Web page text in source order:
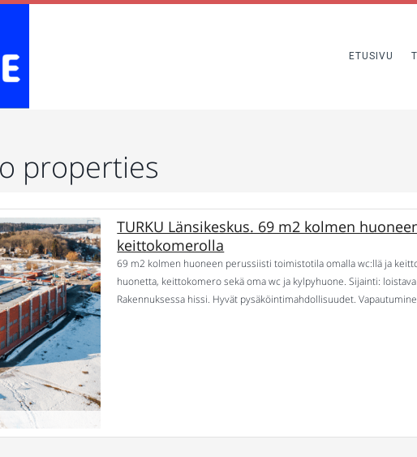
ETUSIVU
properties
TURKU Länsikeskus. 69 m2 kolmen
keittokomerolla
69 m2 kolmen huoneen perussiisti toimistotila omalla wc:llä ja
huonetta, keittokomero sekä oma wc ja kylpyhuone. Sijainti:
Rakennuksessa hissi. Hyvät pysäköintimahdollisuudet.